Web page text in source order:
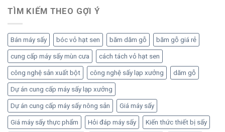
TÌM KIẾM THEO GỢI Ý
Bán máy sấy bóc vỏ hạt sen băm dăm gỗ băm gỗ giá rẻ
cung cấp máy sấy mùn cưa cách tách vỏ hạt sen
công nghệ sản xuất bột công nghệ sấy lạp xưởng dăm gỗ
Dự án cung cấp máy sấy lạp xưởng
Dự án cung cấp máy sấy nông sản Giá máy sấy
Giá máy sấy thực phẩm Hỏi đáp máy sấy Kiến thức thiết bị sấy